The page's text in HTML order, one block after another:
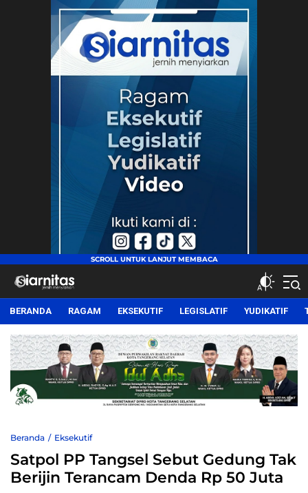
siarnitas
Jernih Menyiarkan
BERANDA RAGAM EKSEKUTIF LEGISLATIF YUDIKATIF
Beranda Eksekutif
Satpol PP Tangsel Sebut Gedung Tak
Berijin Terancam Denda Rp 50 Juta